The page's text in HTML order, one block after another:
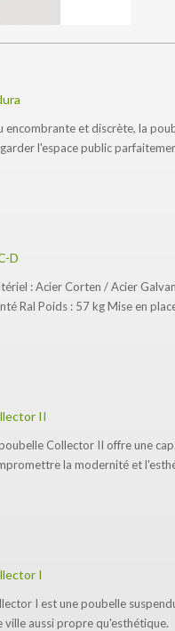
encombrante et discrète, la
l'espace public
D
: Acier Corten / Acier
Ral Poids : 57 kg Mise en
II
Collector II offre une
la modernité et
I
I est une poubelle
ville aussi propre qu'esthétique.